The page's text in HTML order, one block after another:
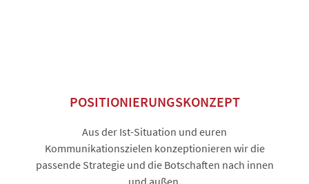
POSITIONIERUNGSKONZEPT
Aus der Ist-Situation und euren
Kommunikationszielen konzeptionieren wir die
passende Strategie und die Botschaften nach innen
und außen.